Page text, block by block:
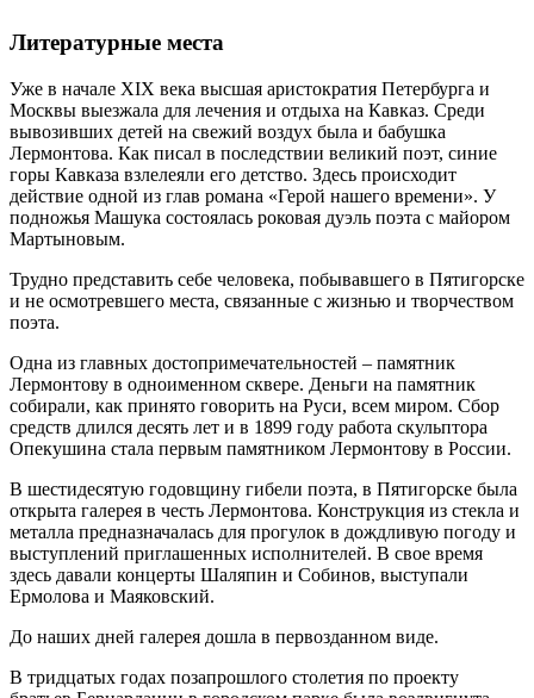
Литературные места
Уже в начале XIX века высшая аристократия Петербурга и
Москвы выезжала для лечения и отдыха на Кавказ. Среди
вывозивших детей на свежий воздух была и бабушка
Лермонтова. Как писал в последствии великий поэт, синие
горы Кавказа взлелеяли его детство. Здесь происходит
действие одной из глав романа «Герой нашего времени». У
подножья Машука состоялась роковая дуэль поэта с майором
Мартыновым.
Трудно представить себе человека, побывавшего в Пятигорске
и не осмотревшего места, связанные с жизнью и творчеством
поэта.
Одна из главных достопримечательностей – памятник
Лермонтову в одноименном сквере. Деньги на памятник
собирали, как принято говорить на Руси, всем миром. Сбор
средств длился десять лет и в 1899 году работа скульптора
Опекушина стала первым памятником Лермонтову в России.
В шестидесятую годовщину гибели поэта, в Пятигорске была
открыта галерея в честь Лермонтова. Конструкция из стекла и
металла предназначалась для прогулок в дождливую погоду и
выступлений приглашенных исполнителей. В свое время
здесь давали концерты Шаляпин и Собинов, выступали
Ермолова и Маяковский.
До наших дней галерея дошла в первозданном виде.
В тридцатых годах позапрошлого столетия по проекту